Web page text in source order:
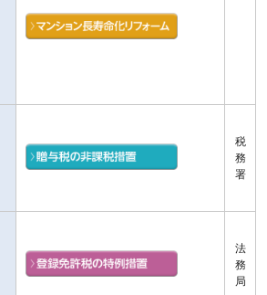
税
務
署
法
務
局